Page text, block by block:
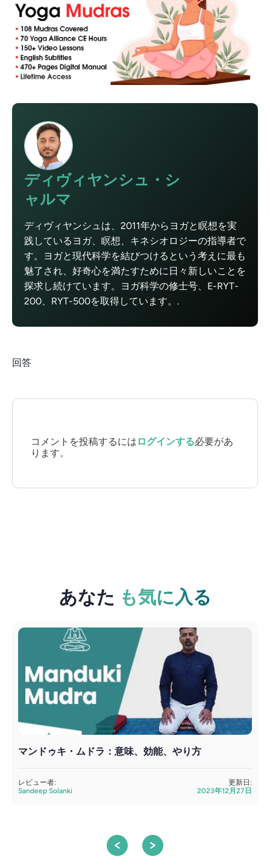
ディヴィヤンシュ・シ
ャルマ
ディヴィヤンシュは、2011年からヨガと瞑想を実
践しているヨガ、瞑想、キネシオロジーの指導者で
す。ヨガと現代科学を結びつけるという考えに最も
魅了され、好奇心を満たすために日々新しいことを
探求し続けています。ヨガ科学の修士号、E-RYT-
200、RYT-500を取得しています。.
回答
コメントを投稿するには ログインする必要があ
ります。
あなた も気に入る
マンドゥキ・ムドラ：意味、効能、やり方
レビュー者:
Sandeep Solanki
更新日:
2023年12月27日